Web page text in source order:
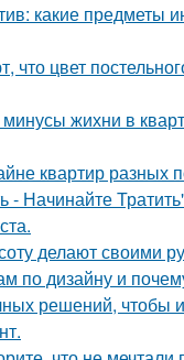
какие предметы
что цвет
жихни в
квартир разных
- Начинайте
делают своими
по дизайну и
решений, чтобы